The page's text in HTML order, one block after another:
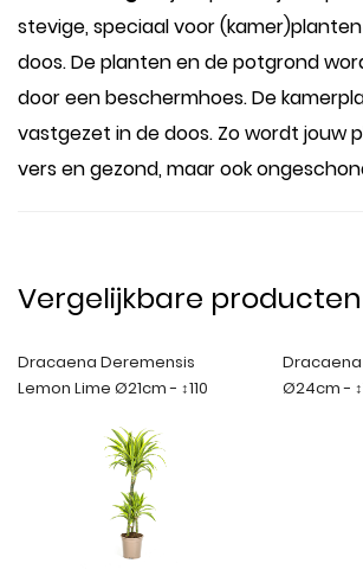
stevige, speciaal voor
doos. De planten en de potgrond
door een beschermhoes. De
vastgezet in de doos. Zo wordt jouw
vers en gezond, maar ook
Vergelijkbare producten
Dracaena Deremensis
Lemon Lime Ø21cm - ↕110
Dracaena
Ø24cm -